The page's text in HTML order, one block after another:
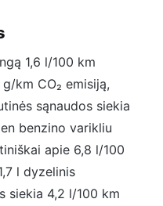
1,6 l/100 km
km CO₂ emisiją,
sąnaudos siekia
benzino varikliu
apie 6,8 l/100
l dyzelinis
siekia 4,2 l/100 km